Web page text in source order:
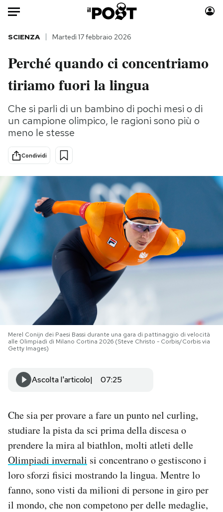
Auto
HOME
Italia
Politica
Tecnologia
Scienza
Economia
Sport
Moda
Consumismi
Storie/Idee
Altrecose
Mondiali calcio 2026
PODCAST
NEWSLETTER
I MIEI PREFERITI
SHOP
CALENDARIO
Area Personale
Newsletter
Regala il Post
Hai bisogno di aiuto?
Esci
SCIENZA Martedì 17 febbraio 2026
Perché quando ci concentriamo
tiriamo fuori la lingua
Che si parli di un bambino di pochi mesi o di
un campione olimpico, le ragioni sono più o
meno le stesse
Condividi
Merel Conijn dei Paesi Bassi durante una gara di pattinaggio di velocità
alle Olimpiadi di Milano Cortina 2026 (Steve Christo - Corbis/Corbis via
Getty Images)
Ascolta l'articolo 07:25
Che sia per provare a fare un punto nel curling,
studiare la pista da sci prima della discesa o
prendere la mira al biathlon, molti atleti delle
Olimpiadi invernali si concentrano o gestiscono i
loro sforzi fisici mostrando la lingua. Mentre lo
fanno, sono visti da milioni di persone in giro per
il mondo, che non competono per delle medaglie,